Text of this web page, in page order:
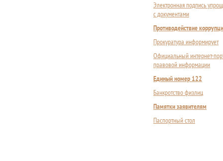
Электронная подпись
с документами
Противодействие
Прокуратура информирует
Официальный интернет-
правовой информации
Единый номер 122
Банкротство физлиц
Памятки заявителям
Паспортный стол